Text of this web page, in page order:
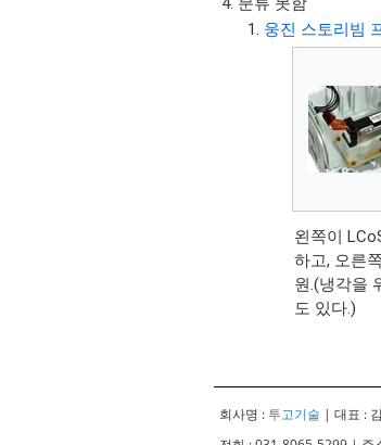
웅진 스토리빔
왼쪽이
하고, 오른
원.(냉각을
도 있다.)
회사명 : 투고기술 | 대표 :